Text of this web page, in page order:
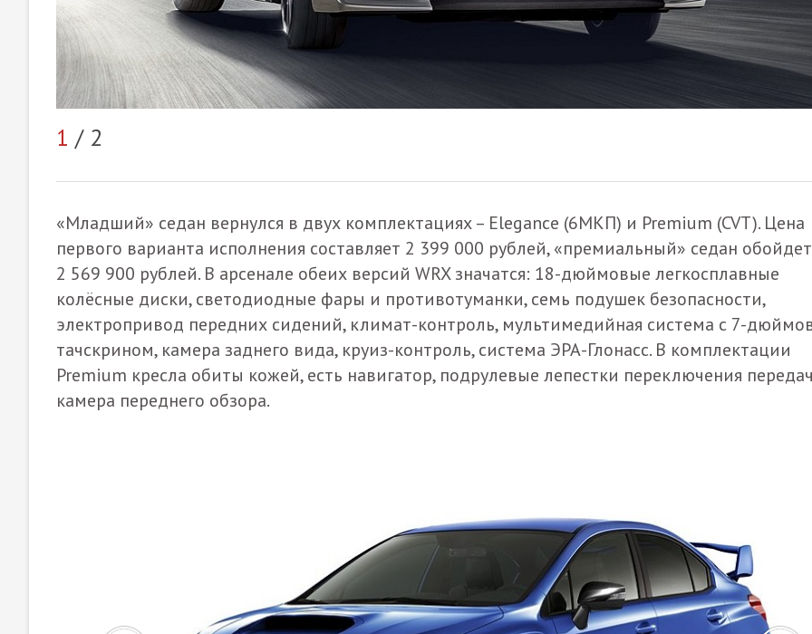
1 / 2
«Младший» седан вернулся в двух комплектациях – Elegance (6МКП) и Premium (CVT). Цена
первого варианта исполнения составляет 2 399 000 рублей, «премиальный» седан
2 569 900 рублей. В арсенале обеих версий WRX значатся: 18-дюймовые легкосплавные
колёсные диски, светодиодные фары и противотуманки, семь подушек безопасности,
электропривод передних сидений, климат-контроль, мультимедийная система с 7-
тачскрином, камера заднего вида, круиз-контроль, система ЭРА-Глонасс. В комплектации
Premium кресла обиты кожей, есть навигатор, подрулевые лепестки переключения
камера переднего обзора.